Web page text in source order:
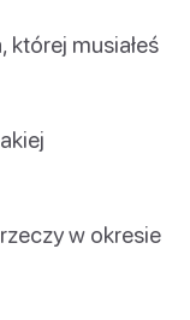
której musiałeś
w okresie